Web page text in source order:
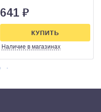
641 ₽
Наличие в магазинах
КУПИТЬ